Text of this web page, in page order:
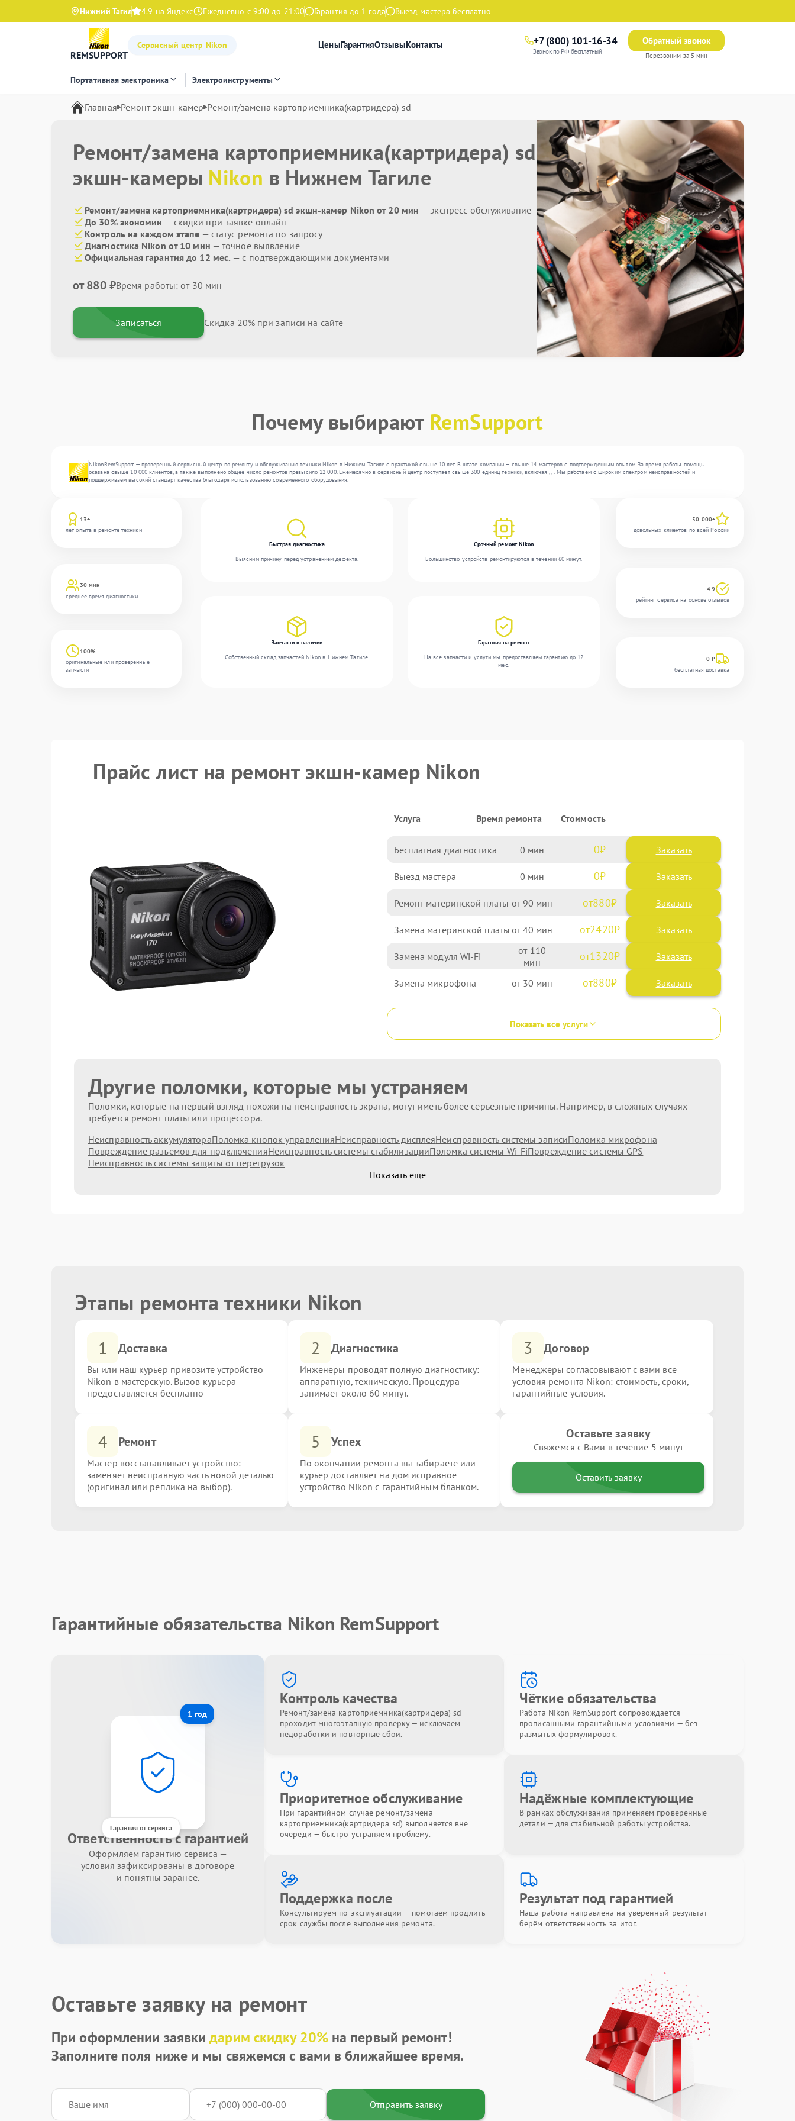
Нижний Тагил 4.9 на Яндекс Ежедневно с 9:00 до 21:00 Гарантия до 1 года Выезд мастера бесплатно
REMSUPPORT
Сервисный центр Nikon ЦеныГарантияОтзывыКонтакты +7 (800) 101-16-34
Звонок по РФ бесплатный
Обратный звонок
Перезвоним за 5 мин
Портативная электроника Электроинструменты
Главная Ремонт экшн-камер Ремонт/замена картоприемника(картридера) sd
Ремонт/замена картоприемника(картридера) sd
экшн-камеры Nikon в Нижнем Тагиле
Ремонт/замена картоприемника(картридера) sd экшн-камер Nikon от 20 мин — экспресс-обслуживание
До 30% экономии — скидки при заявке онлайн
Контроль на каждом этапе — статус ремонта по запросу
Диагностика Nikon от 10 мин — точное выявление
Официальная гарантия до 12 мес. — с подтверждающими документами
от 880 ₽Время работы: от 30 мин
Записаться Скидка 20% при записи на сайте
Почему выбирают RemSupport
NikonRemSupport — проверенный сервисный центр по ремонту и обслуживанию техники Nikon в Нижнем Тагиле с практикой свыше 10 лет. В штате компании — свыше 14 мастеров с подтвержденным опытом. За время работы помощь
оказана свыше 10 000 клиентов, а также выполнено общее число ремонтов превысило 12 000. Ежемесячно в сервисный центр поступает свыше 300 единиц техники, включая , , . Мы работаем с широким спектром неисправностей и
поддерживаем высокий стандарт качества благодаря использованию современного оборудования.
13+
лет опыта в ремонте техники
30 мин
среднее время диагностики
100%
оригинальные или проверенные
запчасти
Быстрая диагностика
Выясним причину перед устранением дефекта.
Срочный ремонт Nikon
Большинство устройств ремонтируются в течении 60 минут.
Запчасти в наличии
Собственный склад запчастей Nikon в Нижнем Тагиле.
Гарантия на ремонт
На все запчасти и услуги мы предоставляем гарантию до 12
мес.
50 000+
довольных клиентов по всей России
4.9
рейтинг сервиса на основе отзывов
0 ₽
бесплатная доставка
Прайс лист на ремонт экшн-камер Nikon
Услуга Время ремонта Стоимость
Бесплатная диагностика 0 0 Заказать
Выезд мастера 0 0 Заказать
Ремонт материнской платы 90 880
Замена материнской платы 40 2420
Замена модуля Wi-Fi 110 1320
Замена микрофона 30 880
Показать все услуги
Другие поломки, которые мы устраняем
Поломки, которые на первый взгляд похожи на неисправность экрана, могут иметь более серьезные причины. Например, в сложных случаях
требуется ремонт платы или процессора.
Неисправность аккумулятораПоломка кнопок управленияНеисправность дисплеяНеисправность системы записиПоломка микрофона
Повреждение разъемов для подключенияНеисправность системы стабилизацииПоломка системы Wi-FiПовреждение системы GPS
Неисправность системы защиты от перегрузок
Показать еще
Этапы ремонта техники Nikon
1 Доставка
Вы или наш курьер привозите устройство
Nikon в мастерскую. Вызов курьера
предоставляется бесплатно
2 Диагностика
Инженеры проводят полную диагностику:
аппаратную, техническую. Процедура
занимает около 60 минут.
3 Договор
Менеджеры согласовывают с вами все
условия ремонта Nikon: стоимость, сроки,
гарантийные условия.
4 Ремонт
Мастер восстанавливает устройство:
заменяет неисправную часть новой деталью
(оригинал или реплика на выбор).
5 Успех
По окончании ремонта вы забираете или
курьер доставляет на дом исправное
устройство Nikon с гарантийным бланком.
Оставьте заявку
Свяжемся с Вами в течение 5 минут
Оставить заявку
Гарантийные обязательства Nikon RemSupport
1 год
Гарантия от сервиса
Ответственность с гарантией
Оформляем гарантию сервиса —
условия зафиксированы в договоре
и понятны заранее.
Контроль качества
Ремонт/замена картоприемника(картридера) sd
проходит многоэтапную проверку — исключаем
недоработки и повторные сбои.
Чёткие обязательства
Работа Nikon RemSupport сопровождается
прописанными гарантийными условиями — без
размытых формулировок.
Приоритетное обслуживание
При гарантийном случае ремонт/замена
картоприемника(картридера sd) выполняется вне
очереди — быстро устраняем проблему.
Надёжные комплектующие
В рамках обслуживания применяем проверенные
детали — для стабильной работы устройства.
Поддержка после
Консультируем по эксплуатации — помогаем продлить
срок службы после выполнения ремонта.
Результат под гарантией
Наша работа направлена на уверенный результат —
берём ответственность за итог.
Оставьте заявку на ремонт
При оформлении заявкидарим скидку 20%на первый ремонт!
Заполните поля ниже и мы свяжемся с вами в ближайшее время.
Отправить заявку